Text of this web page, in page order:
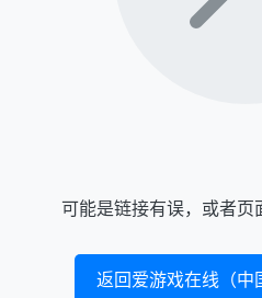
可能是链接有误，或者页
返回爱游戏在线（中